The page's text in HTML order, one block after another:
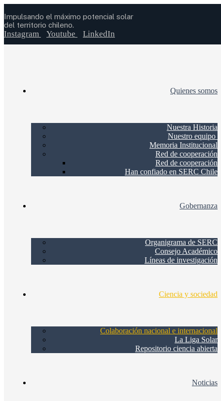
Impulsando el máximo potencial solar
del territorio chileno.
Instagram Youtube LinkedIn
Quienes somos
Nuestra Historia
Nuestro equipo
Memoria Institucional
Red de cooperación
Red de cooperación
Han confiado en SERC Chile
Gobernanza
Organigrama de SERC
Consejo Académico
Líneas de investigación
Ciencia y sociedad
Colaboración nacional e internacional
La Liga Solar
Repositorio ciencia abierta
Noticias